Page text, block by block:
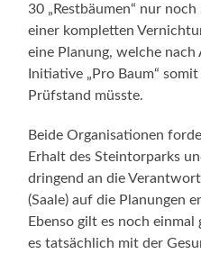
30 „Restbäumen“ nur
einer kompletten
eine Planung, welche
Initiative „Pro Baum“
Prüfstand müsste.
Beide Organisationen
Erhalt des Steintorparks
dringend an die
(Saale) auf die Planungen
Ebenso gilt es noch
es tatsächlich mit der